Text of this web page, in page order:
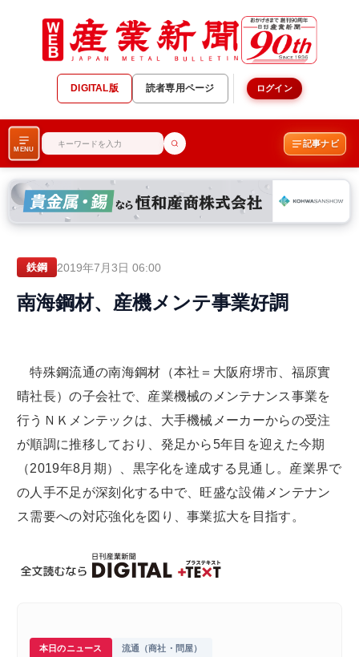
DIGITAL版 読者専用ページ ログイン
MENU
記事ナビ
鉄鋼 2019年7月3日 06:00
南海鋼材、産機メンテ事業好調
特殊鋼流通の南海鋼材（本社＝大阪府堺市、福原實
晴社長）の子会社で、産業機械のメンテナンス事業を
行うＮＫメンテックは、大手機械メーカーからの受注
が順調に推移しており、発足から5年目を迎えた今期
（2019年8月期）、黒字化を達成する見通し。産業界で
の人手不足が深刻化する中で、旺盛な設備メンテナン
ス需要への対応強化を図り、事業拡大を目指す。
本日のニュース 流通（商社・問屋）